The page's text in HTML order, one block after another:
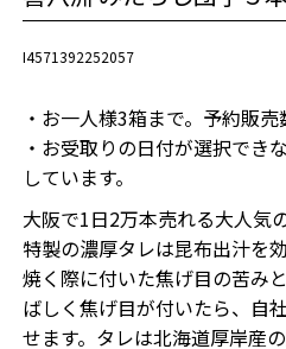
I4571392252057
・お一人様3箱まで。予約販売
・お受取りの日付が選択でき
しています。
大阪で1日2万本売れる大人気
特製の濃厚タレは昆布出汁を
焼く際に付いた焦げ目の苦み
ばしく焦げ目が付いたら、自
せます。タレは北海道厚岸産